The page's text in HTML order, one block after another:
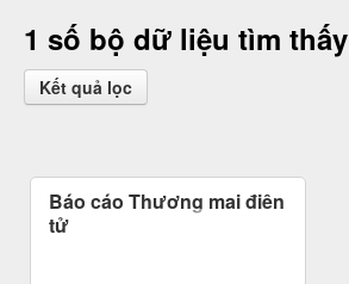
1 số bộ dữ liệu tìm thấy
Kết quả lọc
Báo cáo Thương mại điện
tử